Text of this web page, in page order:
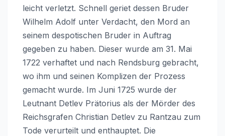
leicht verletzt. Schnell geriet dessen Bruder
Wilhelm Adolf unter Verdacht, den Mord an
seinem despotischen Bruder in Auftrag
gegeben zu haben. Dieser wurde am 31. Mai
1722 verhaftet und nach Rendsburg gebracht,
wo ihm und seinen Komplizen der Prozess
gemacht wurde. Im Juni 1725 wurde der
Leutnant Detlev Prätorius als der Mörder des
Reichsgrafen Christian Detlev zu Rantzau zum
Tode verurteilt und enthauptet. Die